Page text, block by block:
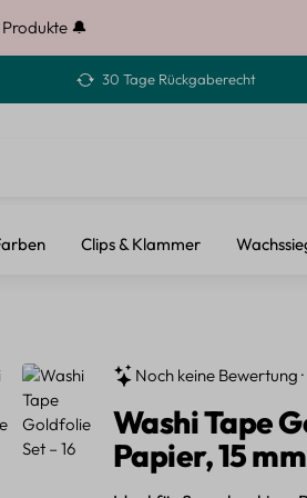
🔔
30 Tage Rückgaberecht
Clips & Klammer
Noch keine Bewertung
Washi Tape
Papier, 15